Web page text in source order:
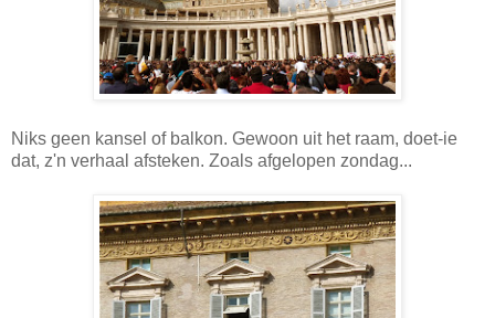
Niks geen kansel of balkon. Gewoon uit het raam, doet-ie
dat, z'n verhaal afsteken. Zoals afgelopen zondag...